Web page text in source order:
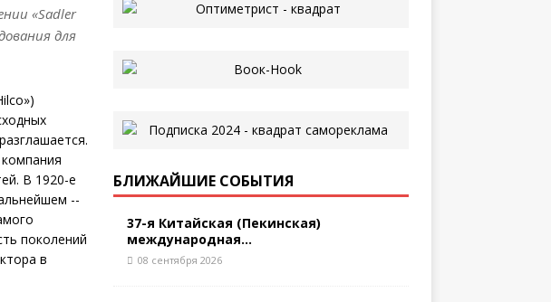
«Sadler
для
В 1920-е
--
поколений
в
БЛИЖАЙШИЕ СОБЫТИЯ
37-я Китайская (Пекинская)
международная...
08 сентября 2026